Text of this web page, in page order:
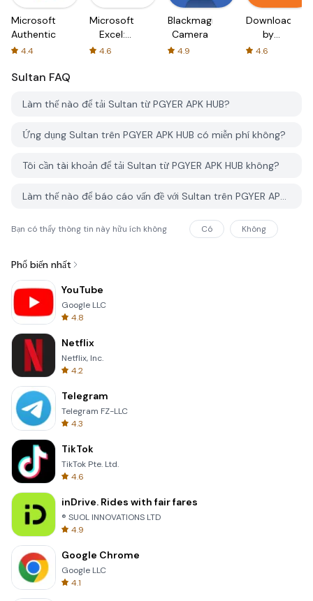
Microsoft
Authenticator
4.4
Microsoft
Excel:
Spreadsheets
4.6
Blackmagic
Camera
4.9
Downloader
by
AFTVnews
4.6
Sultan FAQ
Làm thế nào để tải Sultan từ PGYER APK HUB?
Ứng dụng Sultan trên PGYER APK HUB có miễn phí không?
Tôi cần tài khoản để tải Sultan từ PGYER APK HUB không?
Làm thế nào để báo cáo vấn đề với Sultan trên PGYER APK HUB?
Bạn có thấy thông tin này hữu ích không Có Không
Phổ biến nhất
YouTube
Google LLC
4.8
Netflix
Netflix, Inc.
4.2
Telegram
Telegram FZ-LLC
4.3
TikTok
TikTok Pte. Ltd.
4.6
inDrive. Rides with fair fares
® SUOL INNOVATIONS LTD
4.9
Google Chrome
Google LLC
4.1